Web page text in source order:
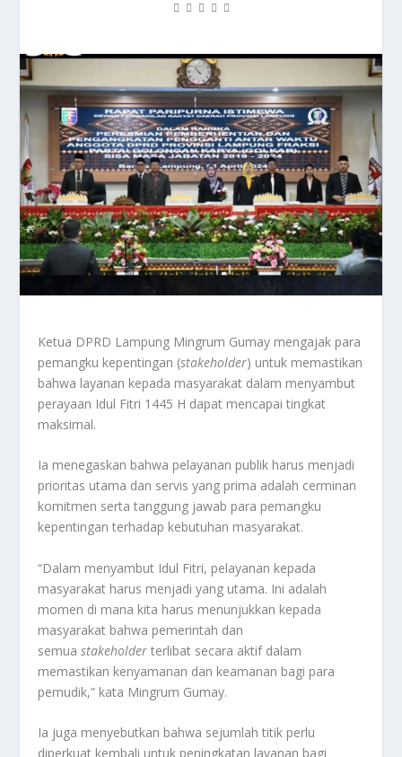
Ketua DPRD Lampung Mingrum Gumay mengajak para
pemangku kepentingan (stakeholder) untuk memastikan
bahwa layanan kepada masyarakat dalam menyambut
perayaan Idul Fitri 1445 H dapat mencapai tingkat
maksimal.
Ia menegaskan bahwa pelayanan publik harus menjadi
prioritas utama dan servis yang prima adalah cerminan
komitmen serta tanggung jawab para pemangku
kepentingan terhadap kebutuhan masyarakat.
“Dalam menyambut Idul Fitri, pelayanan kepada
masyarakat harus menjadi yang utama. Ini adalah
momen di mana kita harus menunjukkan kepada
masyarakat bahwa pemerintah dan
semuastakeholder terlibat secara aktif dalam
memastikan kenyamanan dan keamanan bagi para
pemudik,” kata Mingrum Gumay.
Ia juga menyebutkan bahwa sejumlah titik perlu
diperkuat kembali untuk peningkatan layanan bagi